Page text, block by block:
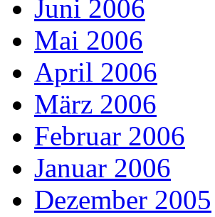
Juni 2006
Mai 2006
April 2006
März 2006
Februar 2006
Januar 2006
Dezember 2005